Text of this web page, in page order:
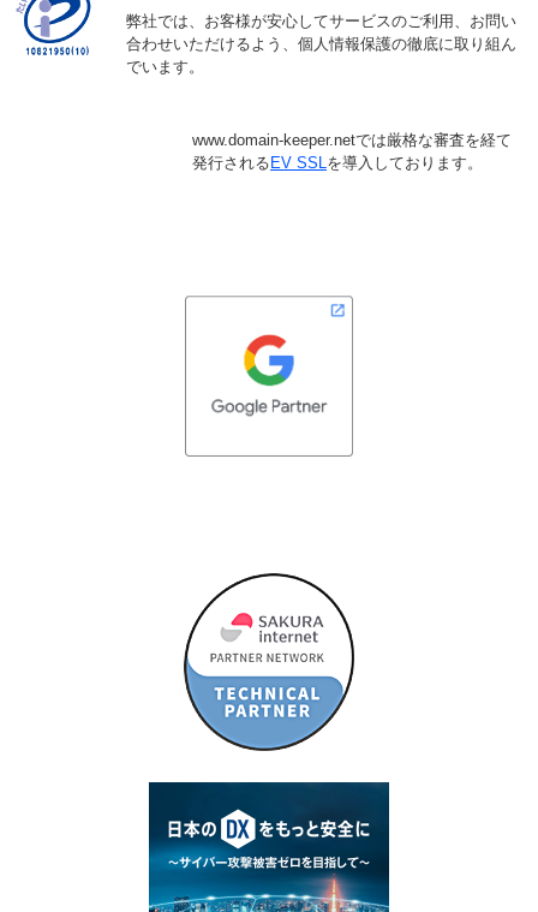
弊社では、お客様が安心してサービスのご利用、お問い
合わせいただけるよう、個人情報保護の徹底に取り組ん
でいます。
www.domain-keeper.netでは厳格な審査を経て
発行される EV SSLを導入しております。